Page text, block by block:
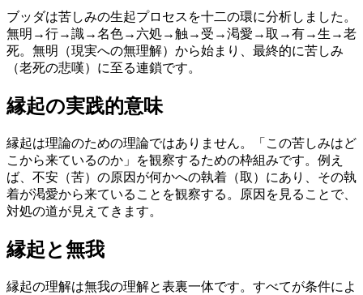
ブッダは苦しみの生起プロセスを十二の環に分析しました。
無明→行→識→名色→六処→触→受→渇愛→取→有→生→老
死。無明（現実への無理解）から始まり、最終的に苦しみ
（老死の悲嘆）に至る連鎖です。
縁起の実践的意味
縁起は理論のための理論ではありません。「この苦しみはど
こから来ているのか」を観察するための枠組みです。例え
ば、不安（苦）の原因が何かへの執着（取）にあり、その執
着が渇愛から来ていることを観察する。原因を見ることで、
対処の道が見えてきます。
縁起と無我
縁起の理解は無我の理解と表裏一体です。すべてが条件によ